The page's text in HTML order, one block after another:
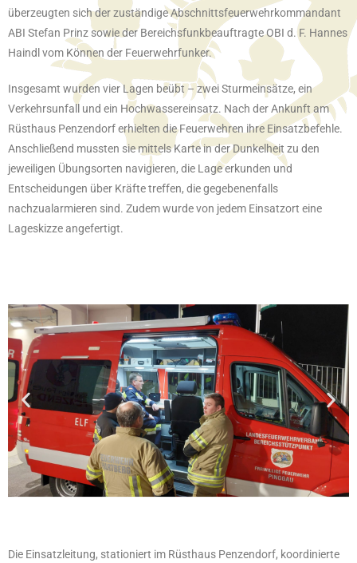
überzeugten sich der zuständige Abschnittsfeuerwehrkommandant
ABI Stefan Prinz sowie der Bereichsfunkbeauftragte OBI d. F. Hannes
Haindl vom Können der Feuerwehrfunker.
Insgesamt wurden vier Lagen beübt – zwei Sturmeinsätze, ein
Verkehrsunfall und ein Hochwassereinsatz. Nach der Ankunft am
Rüsthaus Penzendorf erhielten die Feuerwehren ihre Einsatzbefehle.
Anschließend mussten sie mittels Karte in der Dunkelheit zu den
jeweiligen Übungsorten navigieren, die Lage erkunden und
Entscheidungen über Kräfte treffen, die gegebenenfalls
nachzualarmieren sind. Zudem wurde von jedem Einsatzort eine
Lageskizze angefertigt.
Die Einsatzleitung, stationiert im Rüsthaus Penzendorf, koordinierte